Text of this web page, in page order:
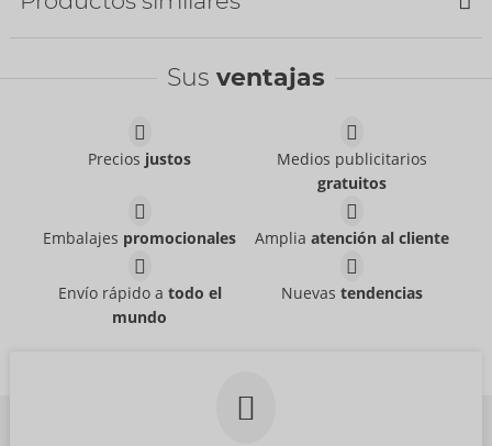
Dams Mix
04171300000
Dams Vanilla
Sus ventajas
Precios justos
Medios publicitarios
gratuitos
Embalajes promocionales Ampliaatención al cliente
Envío rápido a todo el
mundo
Nuevastendencias